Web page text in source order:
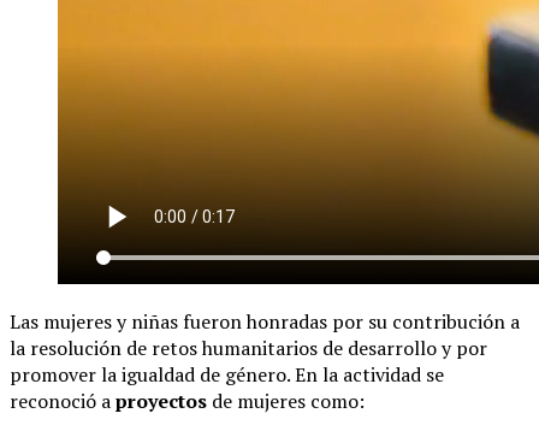
Las mujeres y niñas fueron honradas por su contribución a
la resolución de retos humanitarios de desarrollo y por
promover la igualdad de género. En la actividad se
reconoció aproyectos de mujeres como: